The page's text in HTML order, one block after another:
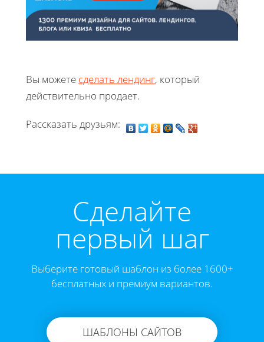
Вы можете сделать лендинг, который
действительно продает.
Рассказать друзьям:
Cделайте
первый шаг
Выберите готовый шаблон из более 1600+
бесплатных и премиум вариантов.
ШАБЛОНЫ САЙТОВ